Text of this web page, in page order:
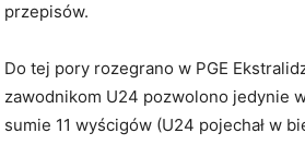
przepisów.
Do tej pory rozegrano w PGE
zawodnikom U24 pozwolono jedynie
sumie 11 wyścigów (U24 pojechał w